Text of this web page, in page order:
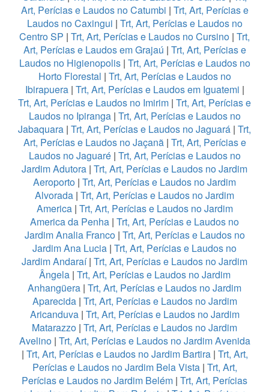
Art, Perícias e Laudos no Catumbi | Trt, Art, Perícias e
Laudos no Caxingui | Trt, Art, Perícias e Laudos no
Centro SP | Trt, Art, Perícias e Laudos no Cursino | Trt,
Art, Perícias e Laudos em Grajaú | Trt, Art, Perícias e
Laudos no Higienopolis| Trt, Art, Perícias e Laudos no
Horto Florestal | Trt, Art, Perícias e Laudos no
Ibirapuera| Trt, Art, Perícias e Laudos em Iguatemi |
Trt, Art, Perícias e Laudos no Imirim | Trt, Art, Perícias e
Laudos no Ipiranga| Trt, Art, Perícias e Laudos no
Jabaquara | Trt, Art, Perícias e Laudos no Jaguará | Trt,
Art, Perícias e Laudos no Jaçanã| Trt, Art, Perícias e
Laudos no Jaguaré| Trt, Art, Perícias e Laudos no
Jardim Adutora | Trt, Art, Perícias e Laudos no Jardim
Aeroporto | Trt, Art, Perícias e Laudos no Jardim
Alvorada | Trt, Art, Perícias e Laudos no Jardim
America| Trt, Art, Perícias e Laudos no Jardim
America da Penha | Trt, Art, Perícias e Laudos no
Jardim Analia Franco| Trt, Art, Perícias e Laudos no
Jardim Ana Lucia | Trt, Art, Perícias e Laudos no
Jardim Andaraí| Trt, Art, Perícias e Laudos no Jardim
Ângela| Trt, Art, Perícias e Laudos no Jardim
Anhangüera | Trt, Art, Perícias e Laudos no Jardim
Aparecida| Trt, Art, Perícias e Laudos no Jardim
Aricanduva| Trt, Art, Perícias e Laudos no Jardim
Matarazzo | Trt, Art, Perícias e Laudos no Jardim
Avelino| Trt, Art, Perícias e Laudos no Jardim Avenida
| Trt, Art, Perícias e Laudos no Jardim Bartira| Trt, Art,
Perícias e Laudos no Jardim Bela Vista| Trt, Art,
Perícias e Laudos no Jardim Belém | Trt, Art, Perícias